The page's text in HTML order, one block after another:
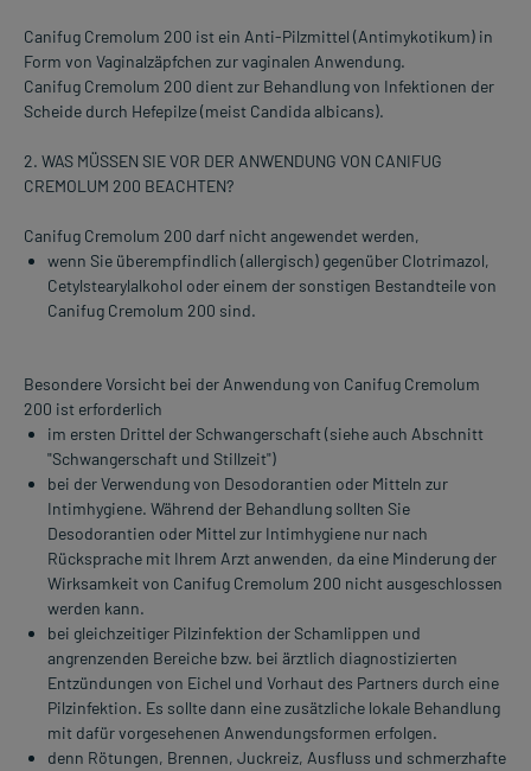
Canifug Cremolum 200 ist ein Anti-Pilzmittel (Antimykotikum) in
Form von Vaginalzäpfchen zur vaginalen Anwendung.
Canifug Cremolum 200 dient zur Behandlung von Infektionen der
Scheide durch Hefepilze (meist Candida albicans).
2. WAS MÜSSEN SIE VOR DER ANWENDUNG VON CANIFUG
CREMOLUM 200 BEACHTEN?
Canifug Cremolum 200 darf nicht angewendet werden,
wenn Sie überempfindlich (allergisch) gegenüber Clotrimazol,
Cetylstearylalkohol oder einem der sonstigen Bestandteile von
Canifug Cremolum 200 sind.
Besondere Vorsicht bei der Anwendung von Canifug Cremolum
200 ist erforderlich
im ersten Drittel der Schwangerschaft (siehe auch Abschnitt
"Schwangerschaft und Stillzeit")
bei der Verwendung von Desodorantien oder Mitteln zur
Intimhygiene. Während der Behandlung sollten Sie
Desodorantien oder Mittel zur Intimhygiene nur nach
Rücksprache mit Ihrem Arzt anwenden, da eine Minderung der
Wirksamkeit von Canifug Cremolum 200 nicht ausgeschlossen
werden kann.
bei gleichzeitiger Pilzinfektion der Schamlippen und
angrenzenden Bereiche bzw. bei ärztlich diagnostizierten
Entzündungen von Eichel und Vorhaut des Partners durch eine
Pilzinfektion. Es sollte dann eine zusätzliche lokale Behandlung
mit dafür vorgesehenen Anwendungsformen erfolgen.
denn Rötungen, Brennen, Juckreiz, Ausfluss und schmerzhafte